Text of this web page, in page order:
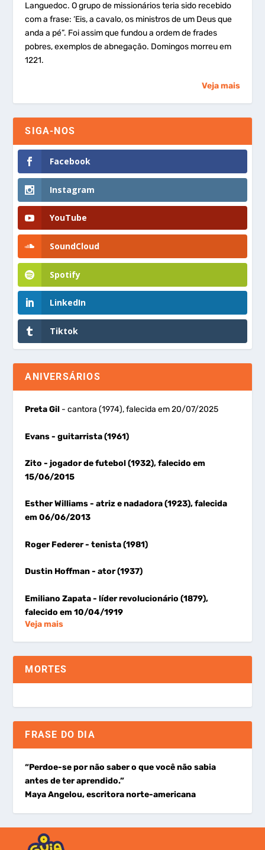
Languedoc. O grupo de missionários teria sido recebido
com a frase: ‘Eis, a cavalo, os ministros de um Deus que
anda a pé”. Foi assim que fundou a ordem de frades
pobres, exemplos de abnegação. Domingos morreu em
1221.
Veja mais
SIGA-NOS
Facebook
Instagram
YouTube
SoundCloud
Spotify
LinkedIn
Tiktok
ANIVERSÁRIOS
Preta Gil - cantora (1974), falecida em 20/07/2025
Evans- guitarrista (1961)
Zito- jogador de futebol (1932), falecido em
15/06/2015
Esther Williams- atriz e nadadora (1923), falecida
em 06/06/2013
Roger Federer- tenista (1981)
Dustin Hoffman- ator (1937)
Emiliano Zapata- líder revolucionário (1879),
falecido em 10/04/1919
Veja mais
MORTES
FRASE DO DIA
“Perdoe-se por não saber o que você não sabia
antes de ter aprendido.”
Maya Angelou, escritora norte-americana